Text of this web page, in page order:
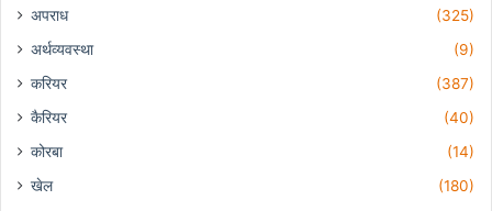
अपराध
(325)
अर्थव्यवस्था
(9)
करियर
(387)
कैरियर
(40)
कोरबा
(14)
खेल
(180)